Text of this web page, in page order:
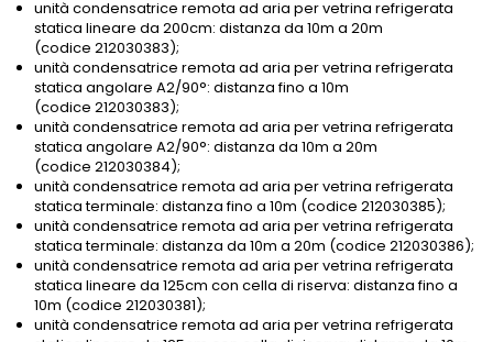
unità condensatrice remota ad aria per vetrina refrigerata
statica lineare da 200cm: distanza da 10m a 20m
(codice 212030383);
unità condensatrice remota ad aria per vetrina refrigerata
statica angolare A2/90°: distanza fino a 10m
(codice 212030383);
unità condensatrice remota ad aria per vetrina refrigerata
statica angolare A2/90°: distanza da 10m a 20m
(codice 212030384);
unità condensatrice remota ad aria per vetrina refrigerata
statica terminale: distanza fino a 10m (codice 212030385);
unità condensatrice remota ad aria per vetrina refrigerata
statica terminale: distanza da 10m a 20m (codice 212030386);
unità condensatrice remota ad aria per vetrina refrigerata
statica lineare da 125cm con cella di riserva: distanza fino a
10m (codice 212030381);
unità condensatrice remota ad aria per vetrina refrigerata